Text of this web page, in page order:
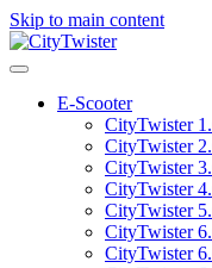
Skip to main content
E-Scooter
CityTwister
CityTwister
CityTwister
CityTwister
CityTwister
CityTwister
CityTwister